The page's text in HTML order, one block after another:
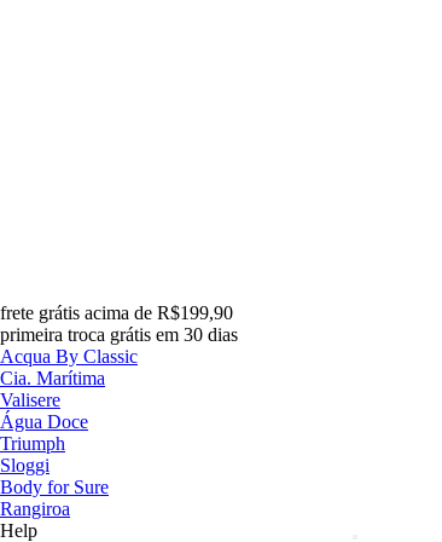
frete grátis acima de R$199,90
primeira troca grátis em 30 dias
Acqua By Classic
Cia. Marítima
Valisere
Água Doce
Triumph
Sloggi
Body for Sure
Rangiroa
Help